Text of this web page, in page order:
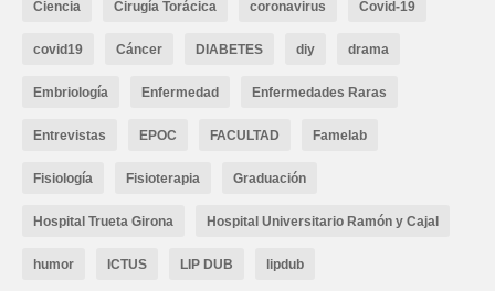
Ciencia Cirugía Torácica coronavirus Covid-19
covid19 Cáncer DIABETES diy drama
Embriología Enfermedad Enfermedades Raras
Entrevistas EPOC FACULTAD Famelab
Fisiología Fisioterapia Graduación
Hospital Trueta Girona Hospital Universitario Ramón y Cajal
humor ICTUS LIP DUB lipdub